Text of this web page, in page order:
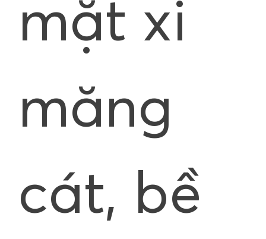
mặt xi
măng
cát, bề